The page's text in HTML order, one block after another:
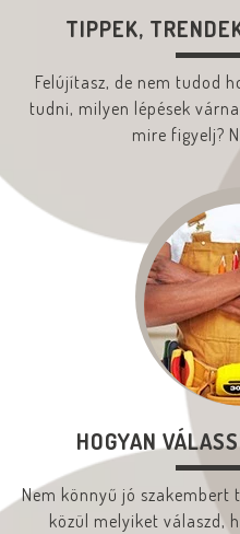
TIPPEK,
Felújítasz, de nem tudod
tudni, milyen lépések
mire figyelj?
HOGYAN
Nem könnyű jó
közül melyiket válaszd,